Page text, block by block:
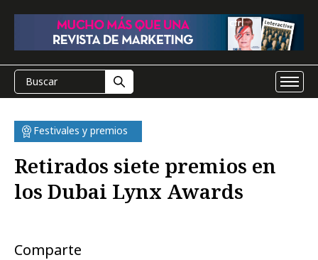
Festivales y premios
Retirados siete premios en
los Dubai Lynx Awards
Comparte